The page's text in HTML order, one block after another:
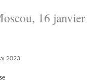
16 janvier
2023